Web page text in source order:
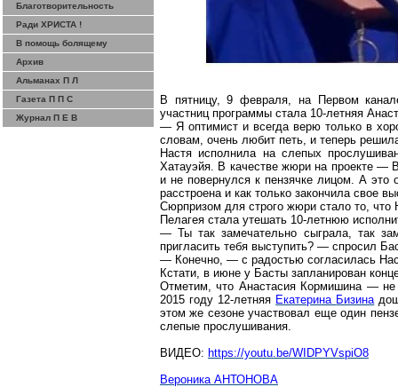
Благотворительность
Ради ХРИСТА !
В помощь болящему
Архив
Альманах П Л
Газета П П С
Журнал П Е В
В пятницу, 9 февраля, наПервом
участниц программы стала 10-летняя
— Я оптимист и всегда верю только в
словам, очень любит петь, и теперь
Настя исполнила на слепых
Хатауэйя. В качестве жюри на проекте —
и не повернулся кпензячке лицом. А это
расстроена и как только закончила свое
Сюрпризом для строго жюри стало то, что
Пелагея стала утешать 10-летнюю
— Ты так замечательно сыграла, так
пригласить тебя выступить? — спросил Б
— Конечно, — с радостью согласилась
Кстати, в июне у Басты запланирован
Отметим, что Анастасия Кормишина— не
2015 году 12-летняя Екатерина Бизина
этом же сезоне участвовал еще один
слепые прослушивания.
ВИДЕО: https://youtu.be/WIDPYVspiO8
Вероника АНТОНОВА